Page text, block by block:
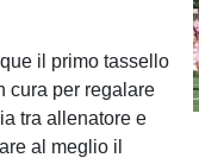
il primo tassello
cura per regalare
tra allenatore e
al meglio il